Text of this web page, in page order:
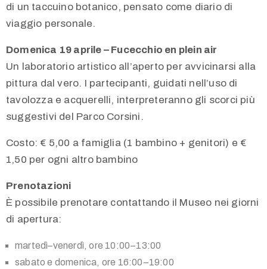
di un taccuino botanico, pensato come diario di
viaggio personale.
Domenica 19 aprile – Fucecchio en plein air
Un laboratorio artistico all’aperto per avvicinarsi alla
pittura dal vero. I partecipanti, guidati nell’uso di
tavolozza e acquerelli, interpreteranno gli scorci più
suggestivi del Parco Corsini.
Costo: € 5,00 a famiglia (1 bambino + genitori) e €
1,50 per ogni altro bambino
Prenotazioni
È possibile prenotare contattando il Museo nei giorni
di apertura:
martedì–venerdì, ore 10:00–13:00
sabato e domenica, ore 16:00–19:00